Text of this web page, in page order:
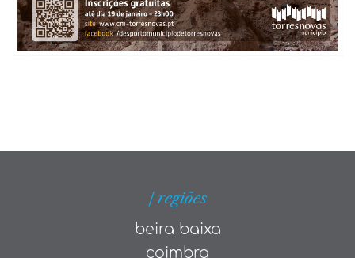
| regiões
beira baixa
coimbra